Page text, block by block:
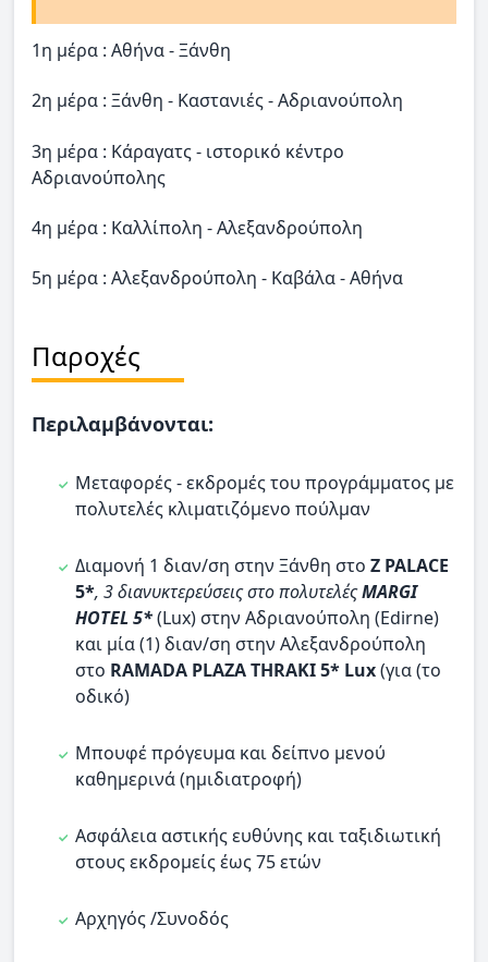
1η μέρα : Αθήνα - Ξάνθη
2η μέρα : Ξάνθη - Καστανιές - Αδριανούπολη
3η μέρα : Κάραγατς - ιστορικό κέντρο
Αδριανούπολης
4η μέρα : Καλλίπολη - Αλεξανδρούπολη
5η μέρα : Αλεξανδρούπολη - Καβάλα - Αθήνα
Παροχές
Περιλαμβάνονται:
Μεταφορές - εκδρομές του προγράμματος με
πολυτελές κλιματιζόμενο πούλμαν
Διαμονή 1 διαν/ση στην Ξάνθη στο Z PALACE
5*, 3 διανυκτερεύσεις στο πολυτελέςMARGI
HOTEL 5*(Lux) στην Αδριανούπολη (Edirne)
και μία (1) διαν/ση στην Αλεξανδρούπολη
στο RAMADA PLAZA THRAKI 5* Lux(για (το
οδικό)
Μπουφέ πρόγευμα και δείπνο μενού
καθημερινά (ημιδιατροφή)
Ασφάλεια αστικής ευθύνης και ταξιδιωτική
στους εκδρομείς έως 75 ετών
Αρχηγός /Συνοδός